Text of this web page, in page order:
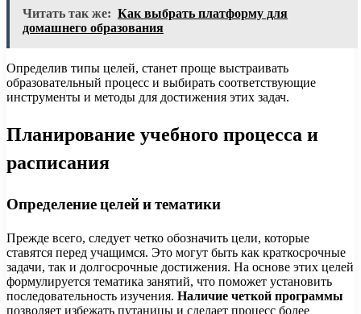
Читать так же: Как выбрать платформу для
домашнего образования
Определив типы целей, станет проще выстраивать
образовательный процесс и выбирать соответствующие
инструменты и методы для достижения этих задач.
Планирование учебного процесса и
расписания
Определение целей и тематики
Прежде всего, следует четко обозначить цели, которые
ставятся перед учащимся. Это могут быть как краткосрочные
задачи, так и долгосрочные достижения. На основе этих целей
формулируется тематика занятий, что поможет установить
последовательность изучения. Наличие четкой программы
позволяет избежать путаницы и сделает процесс более